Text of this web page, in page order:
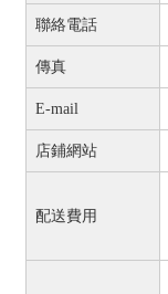
聯絡電話
傳真
E-mail
店鋪網站
配送費用